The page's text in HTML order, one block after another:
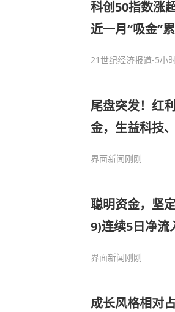
科创50指数涨
近一月“吸金”
21世纪经济报道-5小
尾盘突发！红
金，生益科技
界面新闻刚刚
聪明资金，坚
9)连续5日净流
界面新闻刚刚
成长风格相对